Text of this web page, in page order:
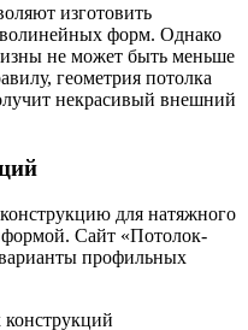
изготовить
форм. Однако
не может быть меньше
геометрия потолка
некрасивый внешний
для натяжного
формой. Сайт «Потолок-
профильных